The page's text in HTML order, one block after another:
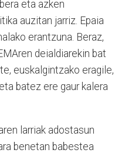
eta azken
auzitan jarriz. Epaia
erantzuna. Beraz,
deialdiarekin bat
euskalgintzako eragile,
batez ere gaur kalera
larriak adostasun
benetan babestea